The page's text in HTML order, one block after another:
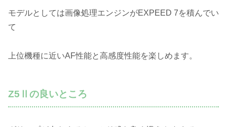
モデルとしては画像処理エンジンがEXPEED 7を積んでい
て
上位機種に近いAF性能と高感度性能を楽しめます。
Z5Ⅱの良いところ